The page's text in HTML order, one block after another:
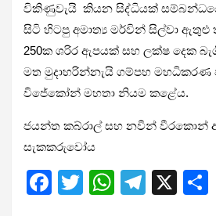
විකිණුවැයි කියන සිද්ධියක්
සිටි හිටපු අමාත්‍ය මර්වින් සිල්වා
250ක ශරිර ඇපයක් සහ ලක්ෂ දෙක
මත මුදාහරින්නැයි ගම්පහ
විජේකෝන් මහතා නියම කළේය.
ජයන්ත කබ්රාල් සහ නවීන් වීරකොන්
සැකකරුවෝය
F
T
W T
X